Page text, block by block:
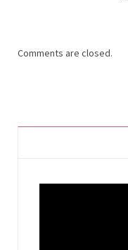
Comments are closed.